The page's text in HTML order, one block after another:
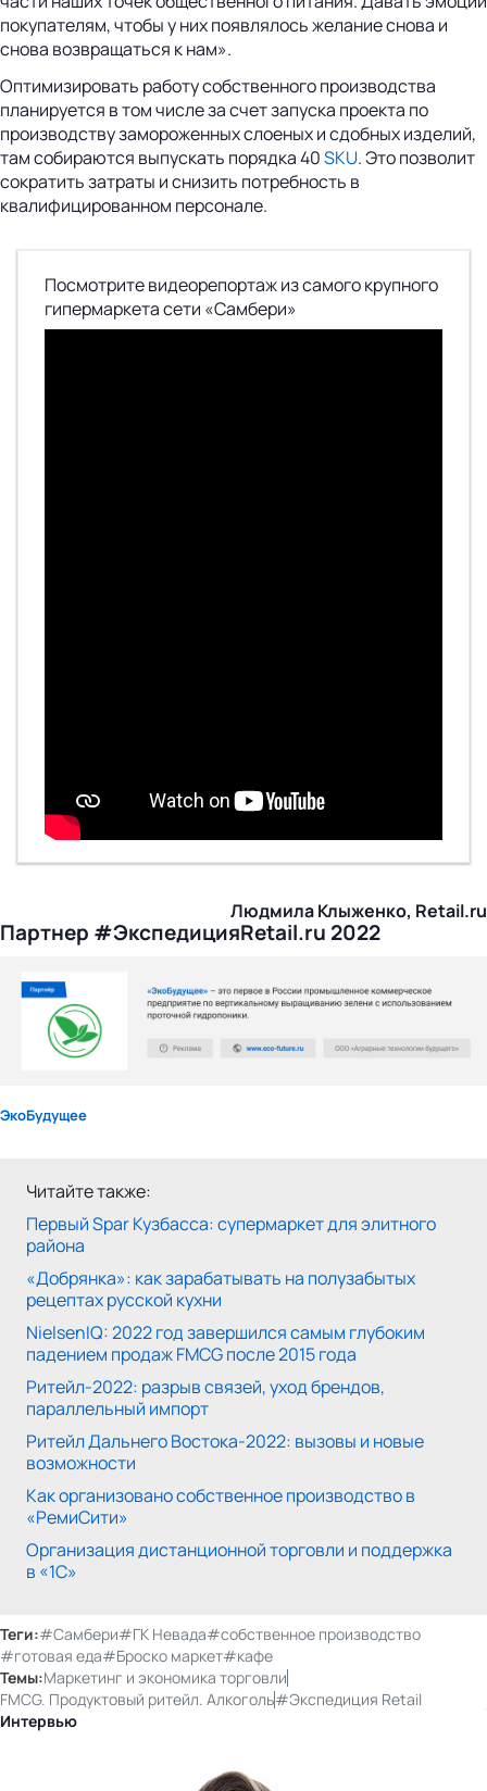
покупателям, чтобы у них появлялось желание снова и
снова возвращаться к нам».
Оптимизировать работу собственного производства
планируется в том числе за счет запуска проекта по
производству замороженных слоеных и сдобных изделий,
там собираются выпускать порядка 40SKU. Это позволит
сократить затраты и снизить потребность в
квалифицированном персонале.
Посмотрите видеорепортаж из самого крупного
гипермаркета сети «Самбери»
Людмила Клыженко, Retail.ru
Партнер #ЭкспедицияRetail.ru 2022
ЭкоБудущее
Читайте также:
Первый Spar Кузбасса: супермаркет для элитного
района
«Добрянка»: как зарабатывать на полузабытых
рецептах русской кухни
NielsenIQ: 2022 год завершился самым глубоким
падением продаж FMCG после 2015 года
Ритейл-2022: разрыв связей, уход брендов,
параллельный импорт
Ритейл Дальнего Востока-2022: вызовы и новые
возможности
Как организовано собственное производство в
«РемиСити»
Организация дистанционной торговли и поддержка
в «1С»
Теги:#Самбери#ГК Невада#собственное производство
#готовая еда#Броско маркет#кафе
Темы:Маркетинг и экономика торговли
FMCG. Продуктовый ритейл. Алкоголь#Экспедиция Retail
Интервью